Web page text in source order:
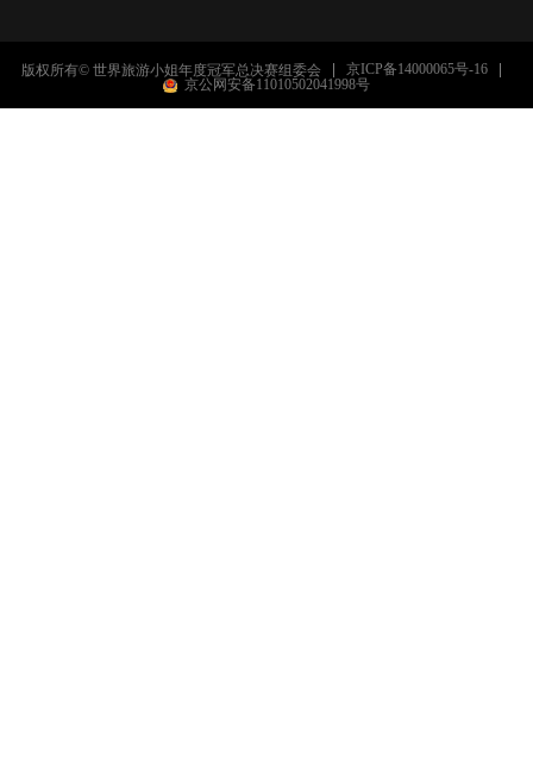
版权所有© 世界旅游小姐年度冠军总决赛组委会
京ICP备14000065号-16
京公网安备11010502041998号